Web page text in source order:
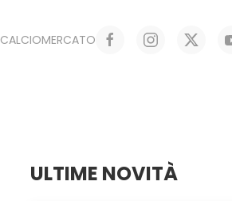
CALCIOMERCATO
ULTIME NOVITÀ